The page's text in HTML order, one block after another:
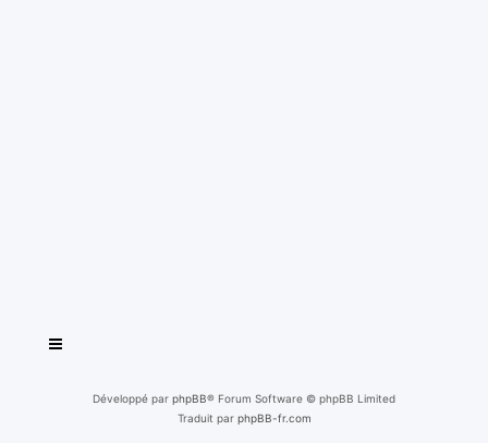
Développé par phpBB® Forum Software © phpBB Limited
Traduit par phpBB-fr.com